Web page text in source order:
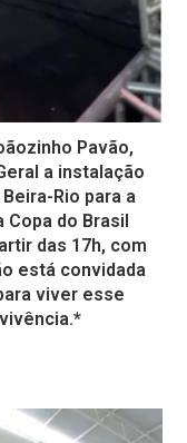
Pavão,
a instalação
Rio para a
Copa do Brasil
das 17h, com
está convidada
viver esse